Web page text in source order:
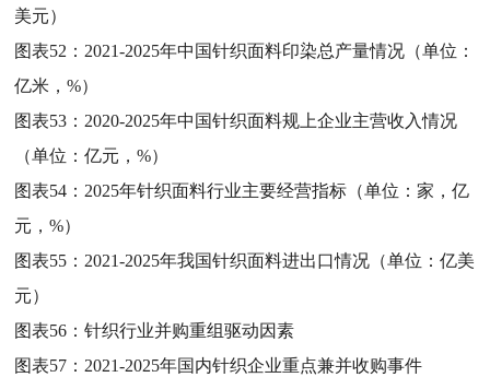
美元）
图表52： 2021-2025年中国针织面料印染总产量情况（单位：
亿米，%）
图表53： 2020-2025年中国针织面料规上企业主营收入情况
（单位：亿元，%）
图表54： 2025年针织面料行业主要经营指标（单位：家，亿
元，%）
图表55： 2021-2025年我国针织面料进出口情况（单位：亿美
元）
图表56：针织行业并购重组驱动因素
图表57： 2021-2025年国内针织企业重点兼并收购事件